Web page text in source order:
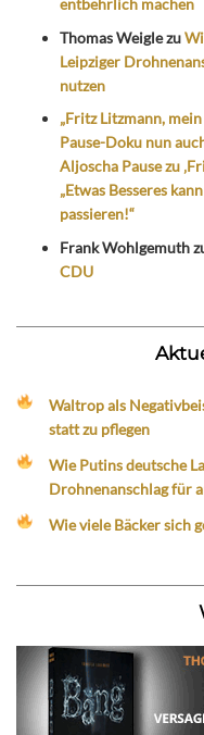
Thomas Weiglezu
Leipziger
nutzen
„Fritz Litzmann,
Pause-Doku nun
Aljoscha Pause zu
„Etwas Besseres
passieren!“
Frank Wohlgemuth
CDU
Waltrop als
statt zu pflegen
Wie Putins deutsche
Drohnenanschlag für
Wie viele Bäcker sich